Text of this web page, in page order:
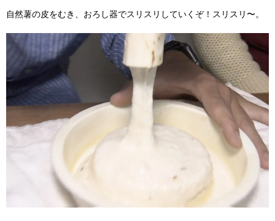
自然薯の皮をむき、おろし器でスリスリしていくぞ！スリスリ〜。